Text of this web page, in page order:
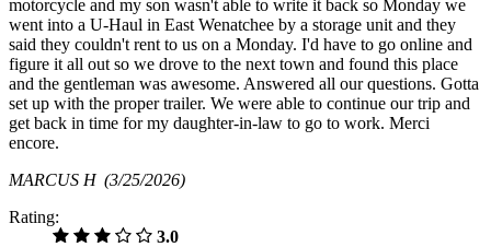
motorcycle and my son wasn't able to write it back so Monday we
went into a U-Haul in East Wenatchee by a storage unit and they
said they couldn't rent to us on a Monday. I'd have to go online and
figure it all out so we drove to the next town and found this place
and the gentleman was awesome. Answered all our questions. Gotta
set up with the proper trailer. We were able to continue our trip and
get back in time for my daughter-in-law to go to work. Merci
encore.
MARCUS H (3/25/2026)
Rating:
3.0